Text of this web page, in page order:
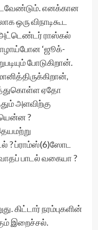
எனக்கான
ஒரு விநாடிகூட
அட்டெண்டர் ராஸ்கல்
‘ஜூக்-
போடுகிறான்.
ஏதோ
அளவிற்கு
?
? ப்ராம்ஸ்(6)ஸோட
பாடல் வகையா ?
கிட்டார் நரம்புகளின்
இறைச்சல்.